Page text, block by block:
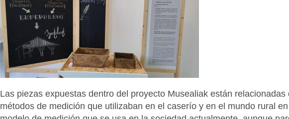
Las piezas expuestas dentro del proyecto Musealiak están relacionadas
métodos de medición que utilizaban en el caserío y en el mundo rural en